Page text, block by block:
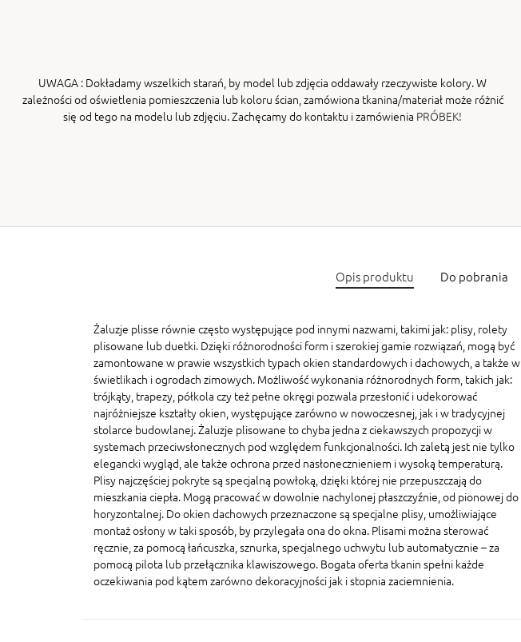
UWAGA : Dokładamy wszelkich starań, by model lub zdjęcia oddawały rzeczywiste kolory. W
zależności od oświetlenia pomieszczenia lub koloru ścian, zamówiona tkanina/materiał może różnić
się od tego na modelu lub zdjęciu. Zachęcamy do kontaktu i zamówienia PRÓBEK!
Opis produktu Do pobrania
Żaluzje plisse równie często występujące pod innymi nazwami, takimi jak: plisy, rolety
plisowane lub duetki. Dzięki różnorodności form i szerokiej gamie rozwiązań, mogą być
zamontowane w prawie wszystkich typach okien standardowych i dachowych, a także w
świetlikach i ogrodach zimowych. Możliwość wykonania różnorodnych form, takich jak:
trójkąty, trapezy, półkola czy też pełne okręgi pozwala przesłonić i udekorować
najróżniejsze kształty okien, występujące zarówno w nowoczesnej, jak i w tradycyjnej
stolarce budowlanej. Żaluzje plisowane to chyba jedna z ciekawszych propozycji w
systemach przeciwsłonecznych pod względem funkcjonalności. Ich zaletą jest nie tylko
elegancki wygląd, ale także ochrona przed nasłonecznieniem i wysoką temperaturą.
Plisy najczęściej pokryte są specjalną powłoką, dzięki której nie przepuszczają do
mieszkania ciepła. Mogą pracować w dowolnie nachylonej płaszczyźnie, od pionowej do
horyzontalnej. Do okien dachowych przeznaczone są specjalne plisy, umożliwiające
montaż osłony w taki sposób, by przylegała ona do okna. Plisami można sterować
ręcznie, za pomocą łańcuszka, sznurka, specjalnego uchwytu lub automatycznie – za
pomocą pilota lub przełącznika klawiszowego. Bogata oferta tkanin spełni każde
oczekiwania pod kątem zarówno dekoracyjności jak i stopnia zaciemnienia.